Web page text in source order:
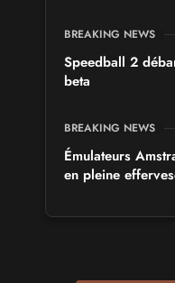
BREAKING NEWS
Speedball 2
beta
BREAKING NEWS
Émulateurs
en pleine